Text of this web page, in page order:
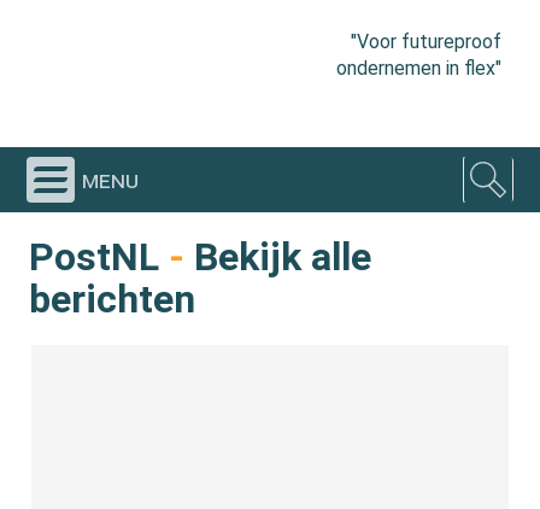
"Voor futureproof
ondernemen in flex"
menu
PostNL - Bekijk alle
berichten